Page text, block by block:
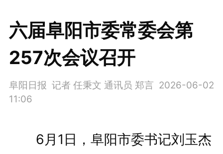
六届阜阳市委常委会第
257次会议召开
阜阳日报 记者 任秉文 通讯员 郑言 2026-06-02
11:06
6月1日，阜阳市委书记刘玉杰